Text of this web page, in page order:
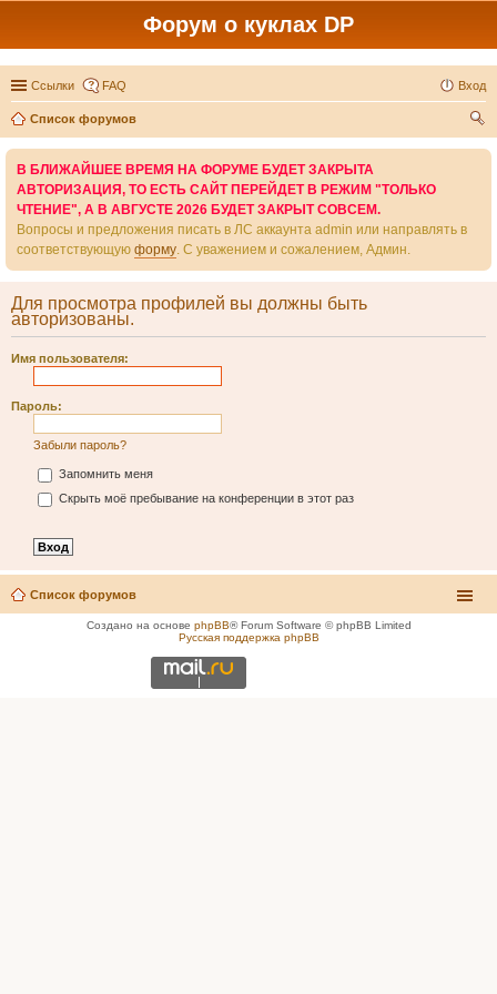
Форум о куклах DP
Ссылки FAQ Вход
Список форумов
В БЛИЖАЙШЕЕ ВРЕМЯ НА ФОРУМЕ БУДЕТ ЗАКРЫТА
АВТОРИЗАЦИЯ, ТО ЕСТЬ САЙТ ПЕРЕЙДЕТ В РЕЖИМ "ТОЛЬКО
ЧТЕНИЕ", А В АВГУСТЕ 2026 БУДЕТ ЗАКРЫТ СОВСЕМ.
Вопросы и предложения писать в ЛС аккаунта admin или направлять в
соответствующую форму. С уважением и сожалением, Админ.
Для просмотра профилей вы должны быть
авторизованы.
Имя пользователя:
Пароль:
Забыли пароль?
Запомнить меня
Скрыть моё пребывание на конференции в этот раз
Список форумов
Создано на основе phpBB® Forum Software © phpBB Limited
Русская поддержка phpBB